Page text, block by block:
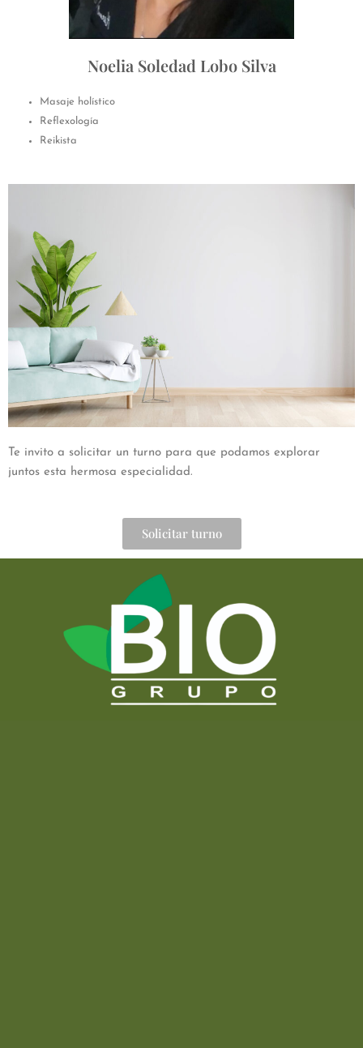
Noelia Soledad Lobo Silva
Masaje holístico
Reflexología
Reikista
Te invito a solicitar un turno para que podamos explorar
juntos esta hermosa especialidad.
Solicitar turno